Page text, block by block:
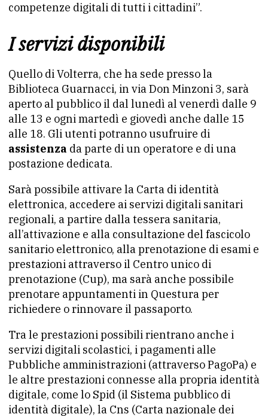
competenze digitali di tutti i cittadini”.
I servizi disponibili
Quello di Volterra, che ha sede presso la
Biblioteca Guarnacci, in via Don Minzoni 3, sarà
aperto al pubblico il dal lunedì al venerdì dalle 9
alle 13 e ogni martedì e giovedì anche dalle 15
alle 18. Gli utenti potranno usufruire di
assistenza da parte di un operatore e di una
postazione dedicata.
Sarà possibile attivare la Carta di identità
elettronica, accedere ai servizi digitali sanitari
regionali, a partire dalla tessera sanitaria,
all’attivazione e alla consultazione del fascicolo
sanitario elettronico, alla prenotazione di esami e
prestazioni attraverso il Centro unico di
prenotazione (Cup), ma sarà anche possibile
prenotare appuntamenti in Questura per
richiedere o rinnovare il passaporto.
Tra le prestazioni possibili rientrano anche i
servizi digitali scolastici, i pagamenti alle
Pubbliche amministrazioni (attraverso PagoPa) e
le altre prestazioni connesse alla propria identità
digitale, come lo Spid (il Sistema pubblico di
identità digitale), la Cns (Carta nazionale dei